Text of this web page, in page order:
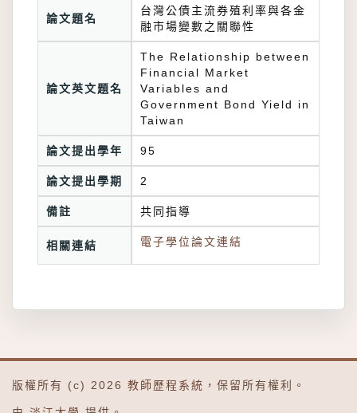
論文題名
台灣公債主流券殖利率與各金
融市場變數之關聯性
論文英文題名
The Relationship between
Financial Market
Variables and
Government Bond Yield in
Taiwan
論文提出學年 95
論文提出學期 2
備註 共同指導
相關連結 電子學位論文連結
版權所有 (c) 2026 教師歷程系統 ，保留所有權利。